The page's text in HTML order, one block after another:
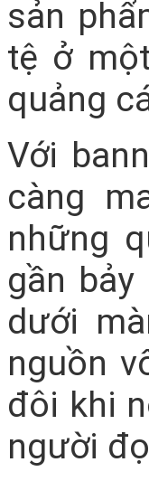
sản
tệ ở
quảng
Với
càng
những
gần
dưới
nguồn
đôi khi
người